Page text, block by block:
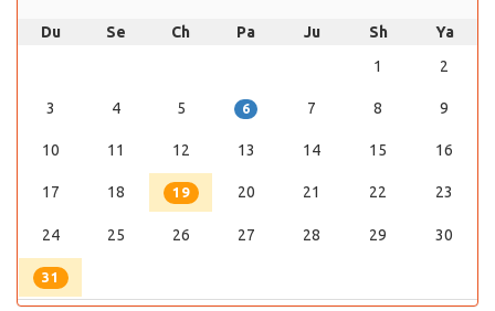
Du Se Ch Pa Ju Sh
Ya
1
2
3 4 5 6 7 8 9
10 11 12 13 14 15 16
17 18 19 20 21 22 23
24 25 26 27 28 29 30
31